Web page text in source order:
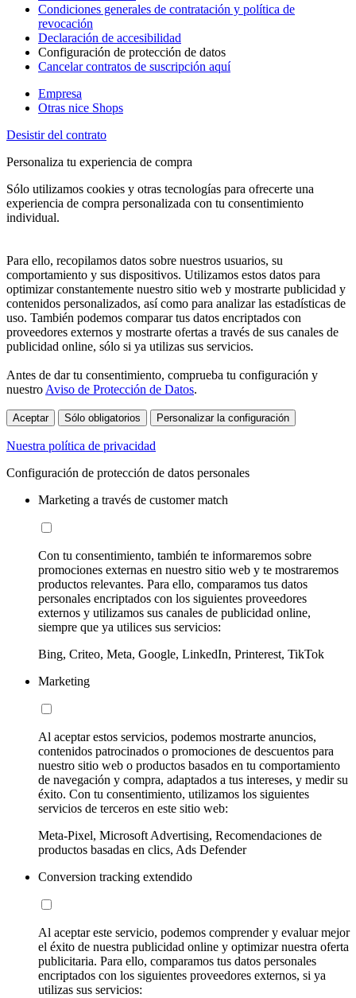
Condiciones generales de contratación y política de
revocación
Declaración de accesibilidad
Configuración de protección de datos
Cancelar contratos de suscripción aquí
Empresa
Otras nice Shops
Desistir del contrato
Personaliza tu experiencia de compra
Sólo utilizamos cookies y otras tecnologías para ofrecerte una
experiencia de compra personalizada con tu consentimiento
individual.
Para ello, recopilamos datos sobre nuestros usuarios, su
comportamiento y sus dispositivos. Utilizamos estos datos para
optimizar constantemente nuestro sitio web y mostrarte publicidad y
contenidos personalizados, así como para analizar las estadísticas de
uso. También podemos comparar tus datos encriptados con
proveedores externos y mostrarte ofertas a través de sus canales de
publicidad online, sólo si ya utilizas sus servicios.
Antes de dar tu consentimiento, comprueba tu configuración y
nuestro Aviso de Protección de Datos.
Aceptar Sólo obligatorios Personalizar la configuración
Nuestra política de privacidad
Configuración de protección de datos personales
Marketing a través de customer match
Con tu consentimiento, también te informaremos sobre
promociones externas en nuestro sitio web y te mostraremos
productos relevantes. Para ello, comparamos tus datos
personales encriptados con los siguientes proveedores
externos y utilizamos sus canales de publicidad online,
siempre que ya utilices sus servicios:
Bing, Criteo, Meta, Google, LinkedIn, Printerest, TikTok
Marketing
Al aceptar estos servicios, podemos mostrarte anuncios,
contenidos patrocinados o promociones de descuentos para
nuestro sitio web o productos basados en tu comportamiento
de navegación y compra, adaptados a tus intereses, y medir su
éxito. Con tu consentimiento, utilizamos los siguientes
servicios de terceros en este sitio web:
Meta-Pixel, Microsoft Advertising, Recomendaciones de
productos basadas en clics, Ads Defender
Conversion tracking extendido
Al aceptar este servicio, podemos comprender y evaluar mejor
el éxito de nuestra publicidad online y optimizar nuestra oferta
publicitaria. Para ello, comparamos tus datos personales
encriptados con los siguientes proveedores externos, si ya
utilizas sus servicios: